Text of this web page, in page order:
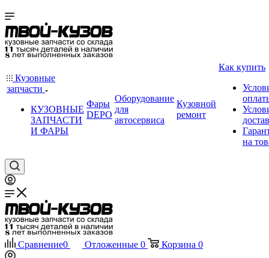
Кузовные
запчасти
КУЗОВНЫЕ
ЗАПЧАСТИ
И ФАРЫ
Фары
DEPO
Оборудование
для
автосервиса
Кузовной
ремонт
Как купить
на
Сравнение0 Отложенные 0 Корзина 0